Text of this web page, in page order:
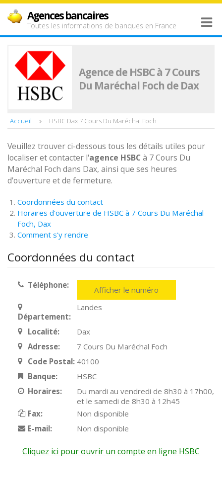
Agences bancaires
Toutes les informations de banques en France
Agence de HSBC à 7 Cours
Du Maréchal Foch de Dax
Accueil HSBC Dax 7 Cours Du Maréchal Foch
Veuillez trouver ci-dessous tous les détails utiles pour
localiser et contacter l'agence HSBC à 7 Cours Du
Maréchal Foch dans Dax, ainsi que ses heures
d'ouverture et de fermeture.
Coordonnées du contact
Horaires d'ouverture de HSBC à 7 Cours Du Maréchal
Foch, Dax
Comment s'y rendre
Coordonnées du contact
Téléphone: Afficher le numéro
Département:
Landes
Localité:
Dax
Adresse:
7 Cours Du Maréchal Foch
Code Postal: 40100
Banque:
HSBC
Horaires:
Du mardi au vendredi de 8h30 à 17h00,
et le samedi de 8h30 à 12h45
Fax:
Non disponible
E-mail:
Non disponible
Cliquez ici pour ouvrir un compte en ligne HSBC